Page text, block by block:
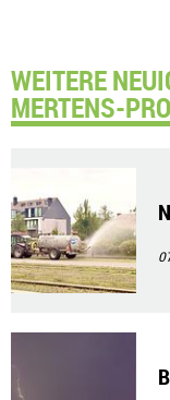
WEITERE
MERTENS-